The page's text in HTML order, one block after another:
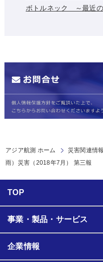
ボトルネック ～最近
アジア航測 ホーム 災害関連情報
雨）災害（2018年7月） 第三報
TOP
事業・製品・サービス
企業情報